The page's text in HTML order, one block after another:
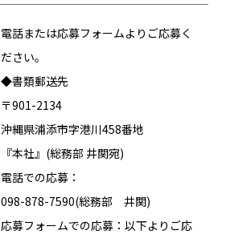
電話または応募フォームよりご応募く
ださい。
◆書類郵送先
〒901-2134
沖縄県浦添市字港川458番地
『本社』(総務部 井関宛)
電話での応募：
098-878-7590(総務部 井関)
応募フォームでの応募：以下よりご応